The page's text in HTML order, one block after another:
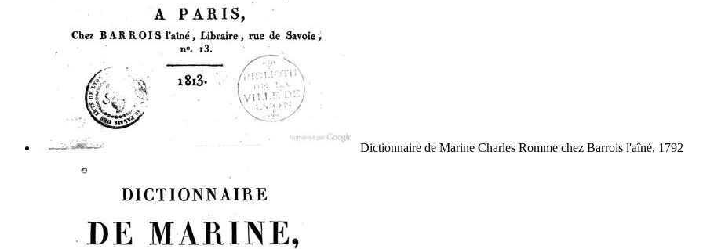
Dictionnaire de Marine Charles Romme chez Barrois l'aîné, 1792